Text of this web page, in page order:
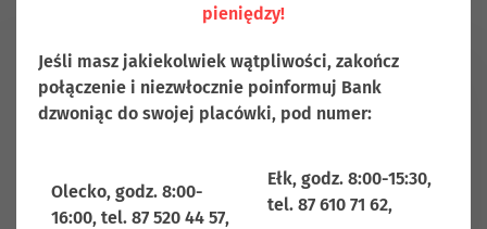
Informacje o Agencie
Więcej
pieniędzy!
Jeśli masz jakiekolwiek wątpliwości, zakończ
połączenie i niezwłocznie poinformuj Bank
dzwoniąc do swojej placówki, pod numer:
Olecko, godz. 8:00-
16:00, tel. 87 520 44 57,
Ełk, godz. 8:00-15:30,
tel. 87 610 71 62,